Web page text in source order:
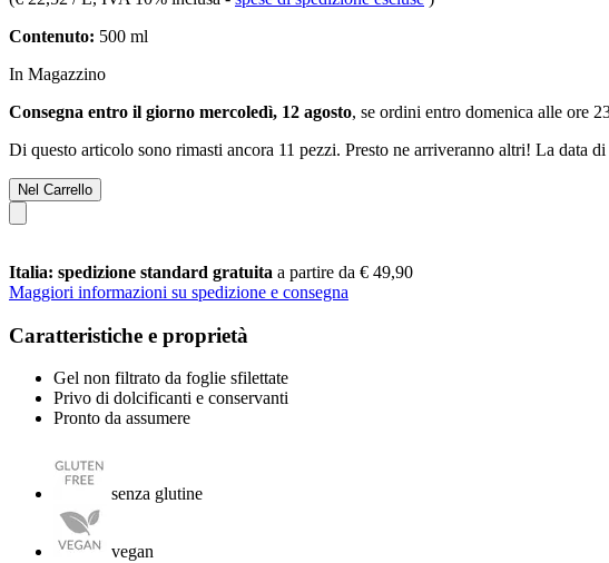
Contenuto: 500 ml
In Magazzino
Consegna entro il giorno mercoledì, 12 agosto, se ordini entro domenica alle ore
Di questo articolo sono rimasti ancora 11 pezzi. Presto ne arriveranno altri! La data
Nel Carrello
Italia: spedizione standard gratuita a partire da € 49,90
Maggiori informazioni su spedizione e consegna
Caratteristiche e proprietà
Gel non filtrato da foglie sfilettate
Privo di dolcificanti e conservanti
Pronto da assumere
senza glutine
vegan